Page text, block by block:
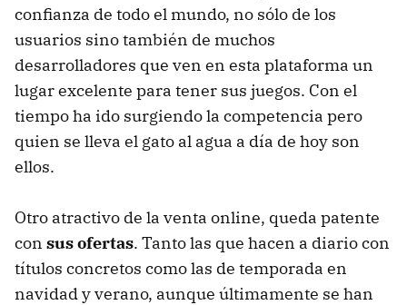
confianza de todo el mundo, no sólo de los
usuarios sino también de muchos
desarrolladores que ven en esta plataforma un
lugar excelente para tener sus juegos. Con el
tiempo ha ido surgiendo la competencia pero
quien se lleva el gato al agua a día de hoy son
ellos.
Otro atractivo de la venta online, queda patente
con sus ofertas. Tanto las que hacen a diario con
títulos concretos como las de temporada en
navidad y verano, aunque últimamente se han